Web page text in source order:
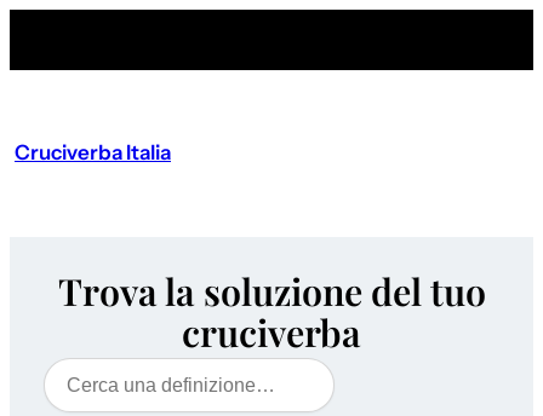
Cruciverba Italia
Trova la soluzione del tuo
cruciverba
Cerca